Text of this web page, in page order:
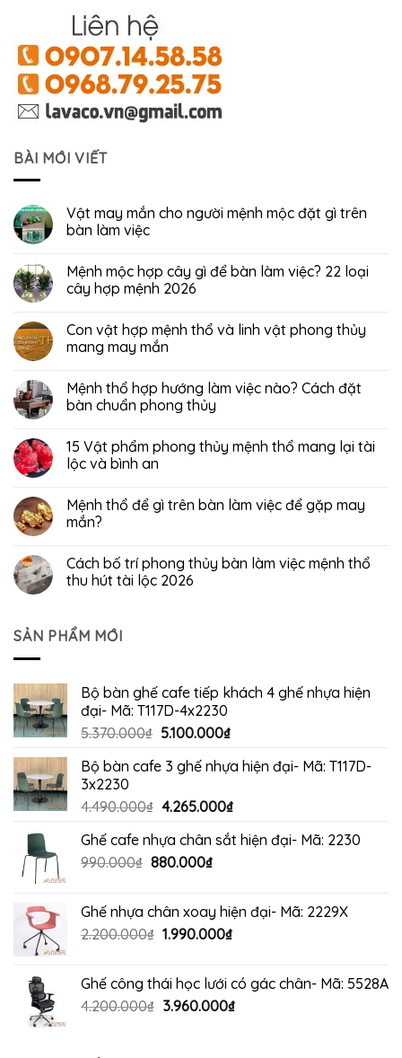
BÀI MỚI VIẾT
Vật may mắn cho người mệnh mộc đặt gì trên
bàn làm việc
Mệnh mộc hợp cây gì để bàn làm việc? 22 loại
cây hợp mệnh 2026
Con vật hợp mệnh thổ và linh vật phong thủy
mang may mắn
Mệnh thổ hợp hướng làm việc nào? Cách đặt
bàn chuẩn phong thủy
15 Vật phẩm phong thủy mệnh thổ mang lại tài
lộc và bình an
Mệnh thổ để gì trên bàn làm việc để gặp may
mắn?
Cách bố trí phong thủy bàn làm việc mệnh thổ
thu hút tài lộc 2026
SẢN PHẨM MỚI
Bộ bàn ghế cafe tiếp khách 4 ghế nhựa hiện
đại- Mã: T117D-4x2230
5.370.000₫ Giá
là:
5.100.000₫Giá
tại
5.100.000₫.
Bộ bàn cafe 3 ghế nhựa hiện đại- Mã: T117D-
3x2230
4.490.000₫ Giá
là:
4.490.000₫.
4.265.000₫Giá
tại
Ghế cafe nhựa chân sắt hiện đại- Mã: 2230
990.000₫ Giá
990.000₫.
880.000₫Giá
là:
880.000₫.
Ghế nhựa chân xoay hiện đại- Mã: 2229X
2.200.000₫ Giá
2.200.000₫.
1.990.000₫Giá
là:
1.990.000₫.
Ghế công thái học lưới có gác chân- Mã: 5528A
4.200.000₫ Giá
3.960.000₫Giá